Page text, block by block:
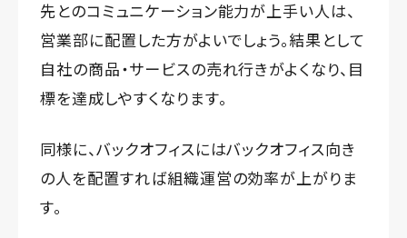
先とのコミュニケーション能力が上手い人は、
営業部に配置した方がよいでしょう。結果として
自社の商品・サービスの売れ行きがよくなり、目
標を達成しやすくなります。
同様に、バックオフィスにはバックオフィス向き
の人を配置すれば組織運営の効率が上がりま
す。